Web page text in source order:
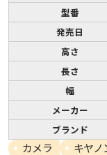
型番
発売日
高さ
長さ
幅
メーカー
ブランド
カメラ キヤノ